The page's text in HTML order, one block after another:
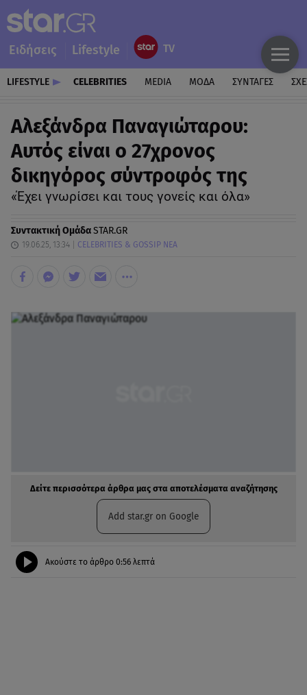
Ειδήσεις Lifestyle
LIFESTYLE CELEBRITIES MEDIA ΜΟΔΑ ΣΥΝΤΑΓΕΣ
Αλεξάνδρα Παναγιώταρου:
Αυτός είναι ο 27χρονος
δικηγόρος σύντροφός της
«Έχει γνωρίσει και τους γονείς και όλα»
Συντακτική ΟμάδαSTAR.GR
19.06.25, 13:34 CELEBRITIES & GOSSIP ΝΕΑ
Δείτε περισσότερα άρθρα μας στα αποτελέσματα αναζήτησης
Add star.gr on Google
Ακούστε το άρθρο 0:56 λεπτά